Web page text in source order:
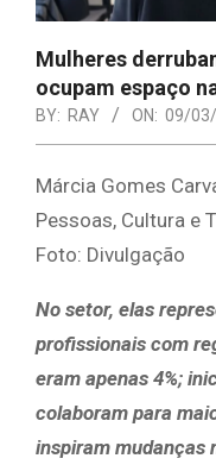
Mulheres
ocupam espaço
BY: RAY ON: 09/
Márcia Gomes
Pessoas, Cultura e
Foto: Divulgação
No setor, elas
profissionais com
eram apenas 4%;
colaboram para
inspiram mudanças